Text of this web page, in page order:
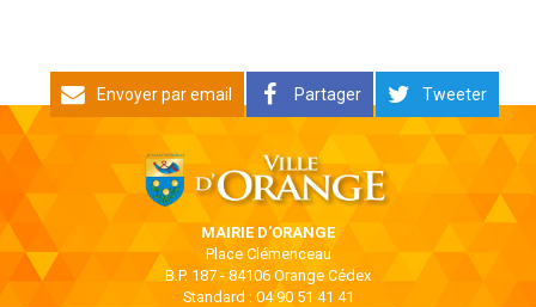
Envoyer par email Partager Tweeter
MAIRIE D'ORANGE
Place Clémenceau
B.P. 187 - 84106 Orange Cédex
Standard : 04 90 51 41 41